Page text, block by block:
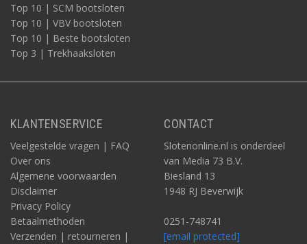
Top 10 | SCM bootsloten
Top 10 | VBV bootsloten
Top 10 | Beste bootsloten
Top 3 | Trekhaaksloten
KLANTENSERVICE
Veelgestelde vragen | FAQ
Over ons
Algemene voorwaarden
Disclaimer
Privacy Policy
Betaalmethoden
Verzenden | retourneren |
CONTACT
Slotenonline.nl is onderdeel
van Media 73 B.V.
Biesland 13
1948 RJ Beverwijk
0251-748741
[email protected]